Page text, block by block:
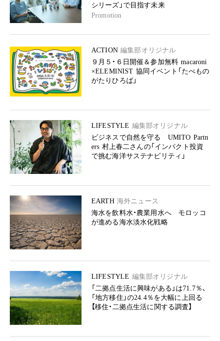
シリーズ」で目指す未来
Promotion
ACTION 編集部オリジナル
９月５・６日開催＆参加無料 macaroni
×ELEMINIST 協同イベント「たべもの
がたりひろば」
LIFESTYLE 編集部オリジナル
ビジネスで自然を守る UMITO Partn
ers 村上春二さんの「インパクト投資
で挑む海洋サステナビリティ」
EARTH 海外ニュース
海水を飲料水・農業用水へ モロッコ
が進める海水淡水化戦略
LIFESTYLE 編集部オリジナル
「二拠点生活に興味がある」は71.7％、
「地方移住」の24.4％を大幅に上回る
【移住・二拠点生活に関する調査】